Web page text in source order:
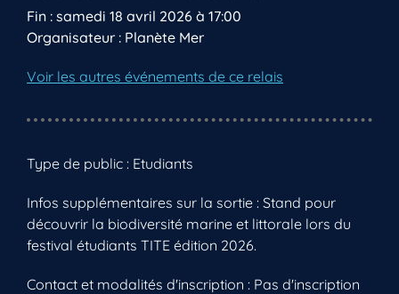
Fin : samedi 18 avril 2026 à 17:00
Organisateur : Planète Mer
Voir les autres événements de ce relais
Type de public : Etudiants
Infos supplémentaires sur la sortie : Stand pour
découvrir la biodiversité marine et littorale lors du
festival étudiants TITE édition 2026.
Contact et modalités d'inscription : Pas d'inscription